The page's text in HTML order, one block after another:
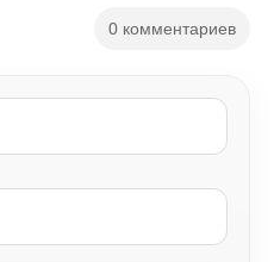
0 комментариев